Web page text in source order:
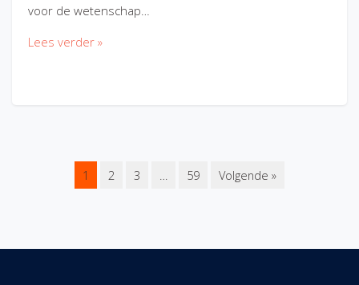
voor de wetenschap…
Lees verder »
1 2 3 … 59 Volgende »